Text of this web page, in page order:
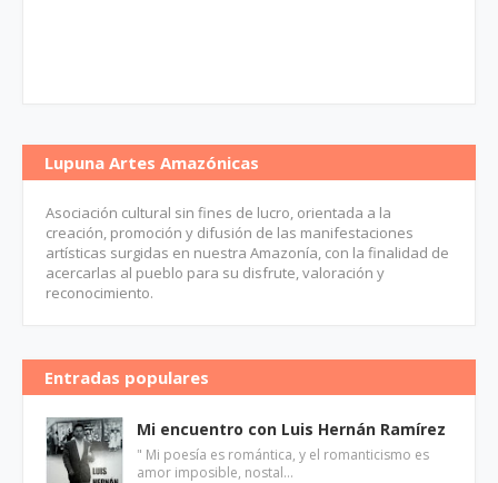
Lupuna Artes Amazónicas
Asociación cultural sin fines de lucro, orientada a la
creación, promoción y difusión de las manifestaciones
artísticas surgidas en nuestra Amazonía, con la finalidad de
acercarlas al pueblo para su disfrute, valoración y
reconocimiento.
Entradas populares
Mi encuentro con Luis Hernán Ramírez
" Mi poesía es romántica, y el romanticismo es
amor imposible, nostal…